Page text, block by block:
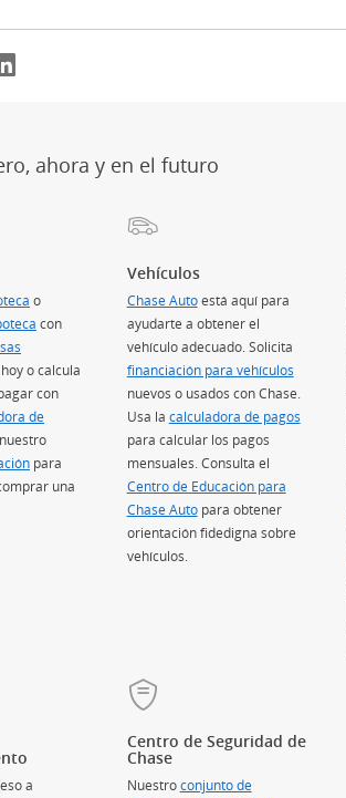
superposición)conocida como
en superposición)
abre en superposición)
ahora y en el futuro
o
con
abre en superposición)
o calcula
con
de
en superposición)
nuestro
(Se abre en superposición)
para
una
Vehículos
Chase Auto(Se abre en
está aquí para
ayudarte a obtener el
vehículo adecuado. Solicita
financiación para vehículos (Se
nuevos o usados con Chase.
Usa la calculadora de pagos (Se
para calcular los pagos
mensuales. Consulta el
Centro de Educación para
Chase Auto(Se abre en
para obtener
orientación fidedigna sobre
vehículos.
a
Centro de Seguridad de
Chase
Nuestroconjunto de